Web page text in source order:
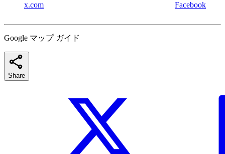
x.com Facebook
Google マップ ガイド
Share